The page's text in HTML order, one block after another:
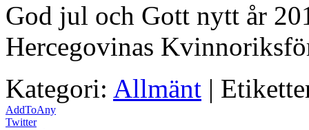
God jul och Gott nytt år
Hercegovinas
Kategori: Allmänt |
AddToAny
Twitter